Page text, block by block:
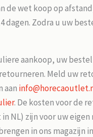
de wet koop op
dagen. Zodra u uw
aankoop, uw
Meld uw
aan
. De kosten voor de
NL) zijn voor uw
in ons magazijn